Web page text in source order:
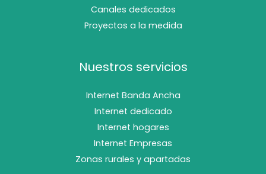
Canales dedicados
Proyectos a la medida
Nuestros servicios
Internet Banda Ancha
Internet dedicado
Internet hogares
Internet Empresas
Zonas rurales y apartadas